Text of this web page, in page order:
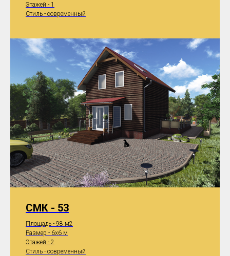
Этажей - 1
Стиль - современный
СМК - 53
Площадь - 98 м2
Размер - 6x6 м
Этажей - 2
Стиль - современный